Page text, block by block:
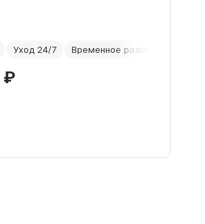
Уход 24/7 Временное размещение
₽